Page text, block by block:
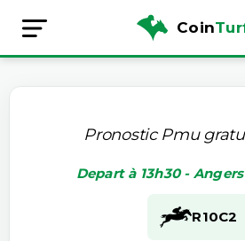
Coin
Pronostic Pmu
Depart à 13h30 - Angers
R10C2